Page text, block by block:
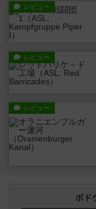
レビュー
レビュー
レビュー
ボド